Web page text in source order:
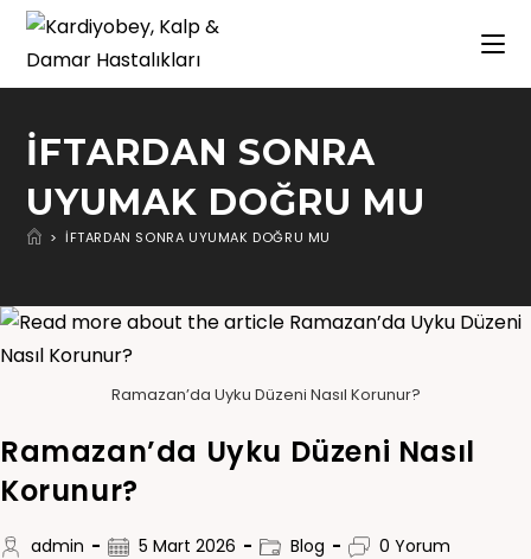
IFTARDAN SONRA
UYUMAK DOĞRU MU
> IFTARDAN SONRA UYUMAK DOĞRU MU
Ramazan’da Uyku Düzeni Nasıl Korunur?
Ramazan’da Uyku Düzeni Nasıl
Korunur?
admin 5 Mart 2026 Blog 0 Yorum